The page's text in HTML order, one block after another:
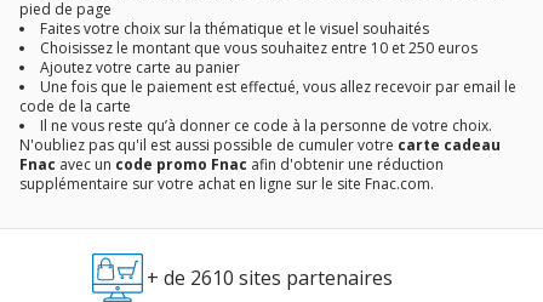
pied de page
Faites votre choix sur la thématique et le visuel souhaités
Choisissez le montant que vous souhaitez entre 10 et 250 euros
Ajoutez votre carte au panier
Une fois que le paiement est effectué, vous allez recevoir par email le
code de la carte
Il ne vous reste qu’à donner ce code à la personne de votre choix.
N'oubliez pas qu'il est aussi possible de cumuler votre carte cadeau
Fnac avec un code promo Fnac afin d'obtenir une réduction
supplémentaire sur votre achat en ligne sur le site Fnac.com.
+ de 2610 sites partenaires